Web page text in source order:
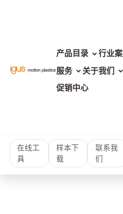
产品目录
行业
服务
关于我们
促销中心
在线工
具
样本下
载
联系我
们